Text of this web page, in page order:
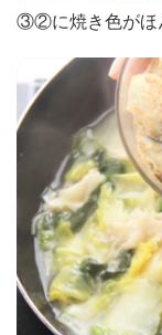
③②に焼き色がほ